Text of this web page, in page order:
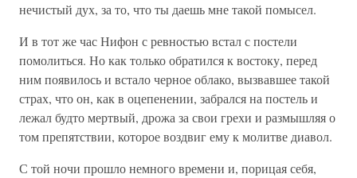
нечистый дух, за то, что ты даешь мне такой помысел.
И в тот же час Нифон с ревностью встал с постели
помолиться. Но как только обратился к востоку, перед
ним появилось и встало черное облако, вызвавшее такой
страх, что он, как в оцепенении, забрался на постель и
лежал будто мертвый, дрожа за свои грехи и размышляя о
том препятствии, которое воздвиг ему к молитве диавол.
С той ночи прошло немного времени и, порицая себя,